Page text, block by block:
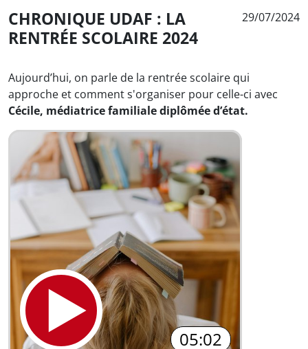
CHRONIQUE UDAF : LA
RENTRÉE SCOLAIRE 2024
29/07/2024
Aujourd’hui, on parle de la rentrée scolaire qui
approche et comment s'organiser pour celle-ci avec
Cécile, médiatrice familiale diplômée d’état.
05:02